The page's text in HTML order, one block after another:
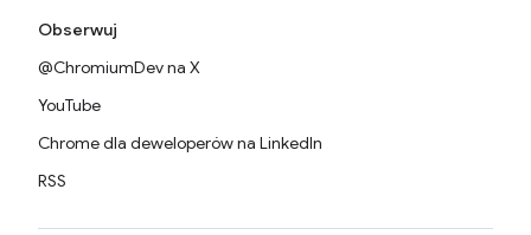
Obserwuj
@ChromiumDev na X
YouTube
Chrome dla deweloperów na LinkedIn
RSS